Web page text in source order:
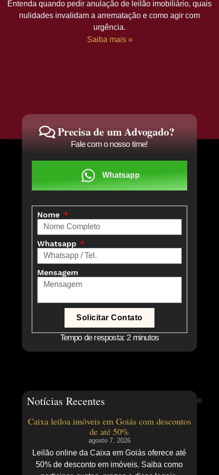
Entenda quando pedir anulação de leilão imobiliário, quais
nulidades invalidam a arrematação e como agir com
urgência.
Saiba mais »
Precisa de um Advogado?
Fale com o nosso time!
Whatsapp
Nome
Whatsapp
Mensagem
Solicitar Contato
Tempo de resposta: 2 minutos
Notícias Recentes
Caixa leiloa imóveis em Goiás com descontos
de até 50%
agosto 7, 2026
Leilão online da Caixa em Goiás oferece até
50% de desconto em imóveis. Saiba como